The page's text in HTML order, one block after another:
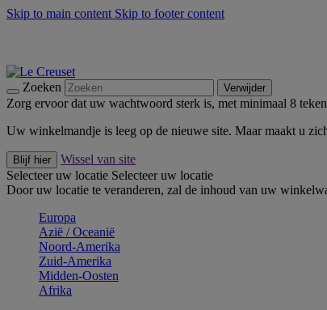
Skip to main content Skip to footer content
Zoeken Verwijder
Zorg ervoor dat uw wachtwoord sterk is, met minimaal 8
Uw winkelmandje is leeg op de nieuwe site. Maar maakt u
Blijf hier
Wissel van site
Selecteer uw locatie Selecteer uw locatie
Door uw locatie te veranderen, zal de inhoud van uw
Europa
Aziё / Oceaniё
Noord-Amerika
Zuid-Amerika
Midden-Oosten
Afrika